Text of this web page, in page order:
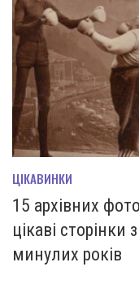
ЦІКАВИНКИ
15 архівних
цікаві
минулих років